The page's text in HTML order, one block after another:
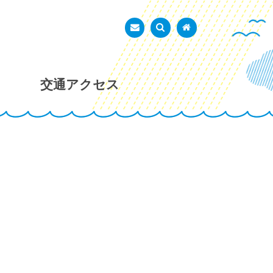
あかし市民広場
お問い合わせ
検索を表示トップページ
交通アクセス